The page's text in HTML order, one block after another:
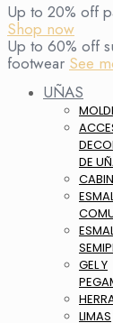
Up to 20% off
Shop now
Up to 60% off
footwear See
UÑAS
DE
GEL Y
LIMAS